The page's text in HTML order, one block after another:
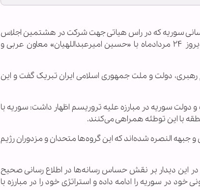
رسانی سوریه که در راس هیاتی جهت شرکت در هشتمین اجلاس
اتحادیه رادیو و تلویزیون‌های اسلامی به تهران سفر کرده است دیروز ۲۴ مردادماه با «حسین امیرعبداللهیان» معاون عربی و
رهبری، دولت و ملت جمهوری اسلامی ایران تبریک گفت و این
دولت سوریه در مبارزه علیه تروریسم اظهار داشت: سوریه با
با این توطئه همراهی می‌کنند.
النصره شده‌اند که این گروه‌ها متحدان و مزدوران رژیم
در این دیدار بر نقش حساس رسانه‌ها در اطلاع رسانی صحیح
در سوریه را ادامه داده و استراتژی خود را در مبارزه با